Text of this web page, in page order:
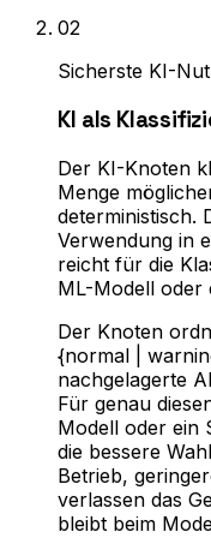
02
Sicherste KI-
KI als
Der KI-Knoten
Menge
deterministisch.
Verwendung in
reicht für die
ML-Modell oder
Der Knoten
{normal |
nachgelagerte
Für genau
Modell oder ein
die bessere
Betrieb,
verlassen das
bleibt beim